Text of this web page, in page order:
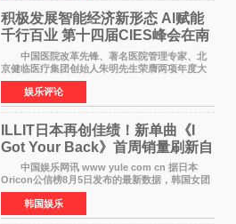
积极发展智能经济新形态 Al赋能
千行百业 第十四届CIES峰会在南
京盛大召开
中国医院改革先锋、著名医院管理专家、北
京健临医疗集团创始人朱明先生荣膺两项年度大
奖 2026年7月31日，盛夏金陵，长江之畔，
以重落地·真务实·强链接为主题的2026&lsquo;人
工智能+&rsquo
娱乐评论
ILLIT日本再创佳绩！新单曲《I
Got Your Back》首周销量刷新自
身纪录
中国娱乐网讯 www yule com cn 据日本
Oricon公信榜8月5日发布的最新数据，韩国女团
ILLIT在日本发行的第二张单曲《I Got Your
Back》首周销量达到71,009张，成功跻身最新一
期周单曲排行
韩国娱乐